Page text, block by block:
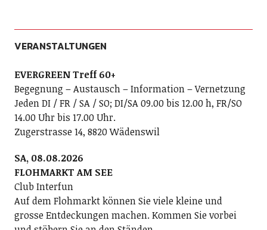
VERANSTALTUNGEN
EVERGREEN Treff 60+
Begegnung – Austausch – Information – Vernetzung
Jeden DI / FR / SA / SO; DI/SA 09.00 bis 12.00 h, FR/SO
14.00 Uhr bis 17.00 Uhr.
Zugerstrasse 14, 8820 Wädenswil
SA, 08.08.2026
FLOHMARKT AM SEE
Club Interfun
Auf dem Flohmarkt können Sie viele kleine und
grosse Entdeckungen machen. Kommen Sie vorbei